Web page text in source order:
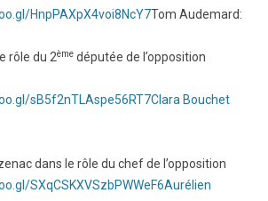
HnpPAXpX4voi8NcY7Tom Audemard:
rôle du 2ème députée de l’opposition
sB5f2nTLAspe56RT7Clara Bouchet
dans le rôle du chef de l’opposition
SXqCSKXVSzbPWWeF6Aurélien